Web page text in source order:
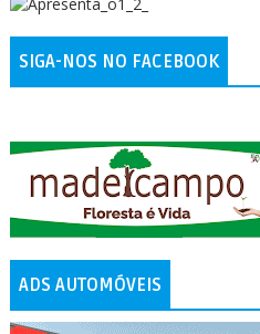
SIGA-NOS NO FACEBOOK
ADS AUTOMÓVEIS